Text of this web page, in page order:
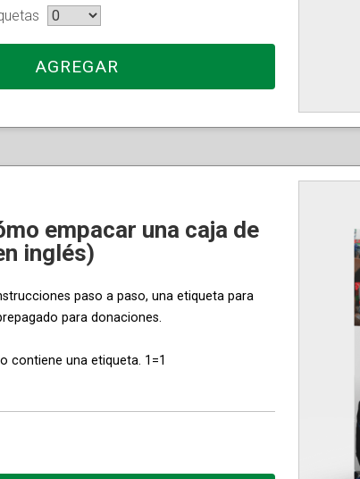
AGREGAR
empacar una caja de
inglés)
paso a paso, una etiqueta para
para donaciones.
contiene una etiqueta. 1=1